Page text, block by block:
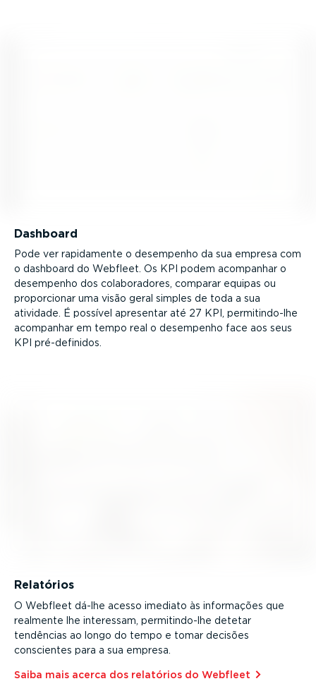
Dashboard
Pode ver rapidamente o desempenho da sua empresa com
o dashboard do Webfleet. Os KPI podem acompanhar o
desempenho dos colabo­ra­dores, comparar equipas ou
propor­cionar uma visão geral simples de toda a sua
atividade. É possível apresentar até 27 KPI, permi­tin­do-lhe
acompanhar em tempo real o desempenho face aos seus
KPI pré-de­fi­nidos.
Relatórios
O Webfleet dá-lhe acesso imediato às informações que
realmente lhe interessam, permi­tin­do-lhe detetar
tendências ao longo do tempo e tomar decisões
conscientes para a sua empresa.
Saiba mais acerca dos relatórios do Webfleet⁠